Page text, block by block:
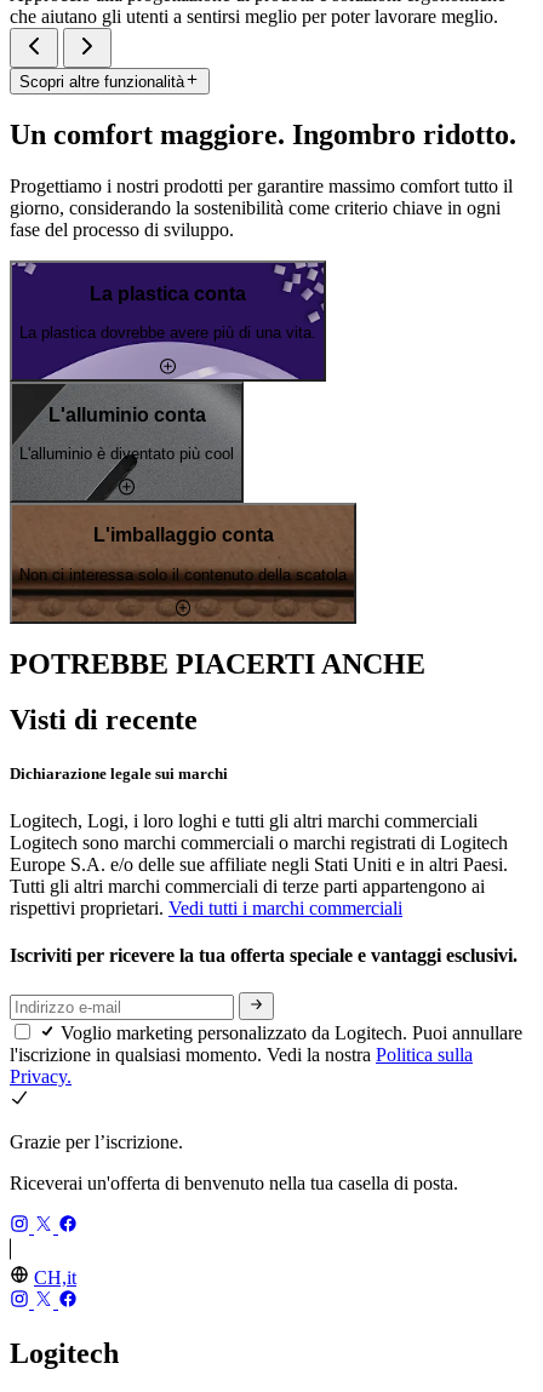
che aiutano gli utenti a sentirsi meglio per poter lavorare meglio.
Scopri altre funzionalità
Un comfort maggiore. Ingombro ridotto.
Progettiamo i nostri prodotti per garantire massimo comfort tutto il
giorno, considerando la sostenibilità come criterio chiave in ogni
fase del processo di sviluppo.
La plastica conta
La plastica dovrebbe avere più di una vita.
L'alluminio conta
L'alluminio è diventato più cool
L'imballaggio conta
Non ci interessa solo il contenuto della scatola
POTREBBE PIACERTI ANCHE
Visti di recente
Dichiarazione legale sui marchi
Logitech, Logi, i loro loghi e tutti gli altri marchi commerciali
Logitech sono marchi commerciali o marchi registrati di Logitech
Europe S.A. e/o delle sue affiliate negli Stati Uniti e in altri Paesi.
Tutti gli altri marchi commerciali di terze parti appartengono ai
rispettivi proprietari. Vedi tutti i marchi commerciali
Iscriviti per ricevere la tua offerta speciale e vantaggi esclusivi.
Voglio marketing personalizzato da Logitech. Puoi annullare
l'iscrizione in qualsiasi momento. Vedi la nostra Politica sulla
Privacy.
Grazie per l’iscrizione.
Riceverai un'offerta di benvenuto nella tua casella di posta.
CH,it
Logitech